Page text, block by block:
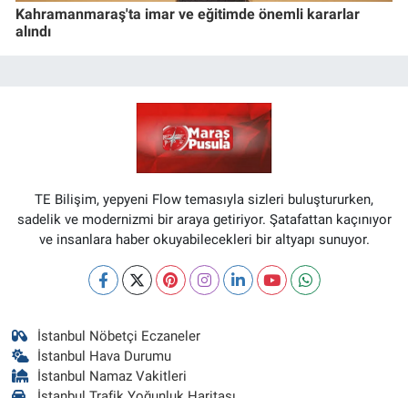
Kahramanmaraş'ta imar ve eğitimde önemli kararlar
alındı
TE Bilişim, yepyeni Flow temasıyla sizleri buluştururken,
sadelik ve modernizmi bir araya getiriyor. Şatafattan kaçınıyor
ve insanlara haber okuyabilecekleri bir altyapı sunuyor.
İstanbul Nöbetçi Eczaneler
İstanbul Hava Durumu
İstanbul Namaz Vakitleri